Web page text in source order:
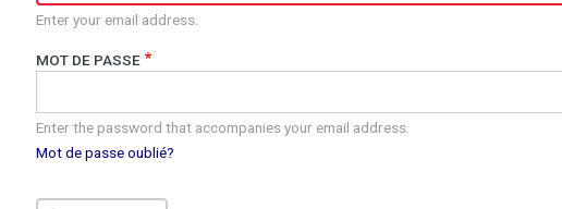
Enter your email address.
MOT DE PASSE
Enter the password that accompanies your email address.
Mot de passe oublié?